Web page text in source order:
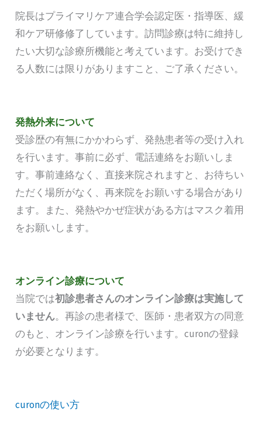
院長はプライマリケア連合学会認定医・指導医、緩
和ケア研修修了しています。訪問診療は特に維持し
たい大切な診療所機能と考えています。お受けでき
る人数には限りがありますこと、ご了承ください。
発熱外来について
受診歴の有無にかかわらず、発熱患者等の受け入れ
を行います。事前に必ず、電話連絡をお願いしま
す。事前連絡なく、直接来院されますと、お待ちい
ただく場所がなく、再来院をお願いする場合があり
ます。また、発熱やかぜ症状がある方はマスク着用
をお願いします。
オンライン診療について
当院では初診患者さんのオンライン診療は実施して
いません。再診の患者様で、医師・患者双方の同意
のもと、オンライン診療を行います。curonの登録
が必要となります。
curonの使い方